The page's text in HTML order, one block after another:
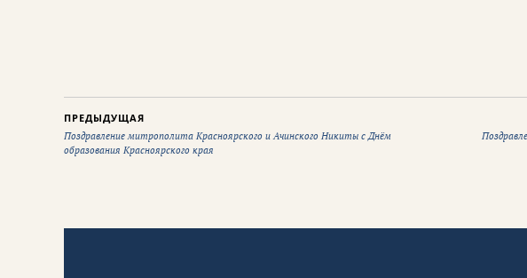
ПРЕДЫДУЩАЯ
Поздравление митрополита Красноярского и Ачинского Никиты с Днём
образования Красноярского края